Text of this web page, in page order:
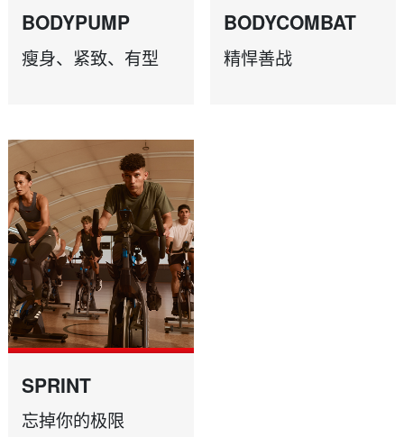
BODYPUMP
瘦身、紧致、有型
BODYCOMBAT
精悍善战
SPRINT
忘掉你的极限